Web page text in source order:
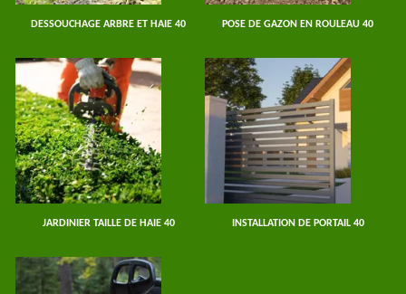
DESSOUCHAGE ARBRE ET HAIE 40 POSE DE GAZON EN ROULEAU 40
JARDINIER TAILLE DE HAIE 40 INSTALLATION DE PORTAIL 40